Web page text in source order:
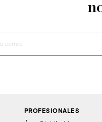
PROFESIONALES